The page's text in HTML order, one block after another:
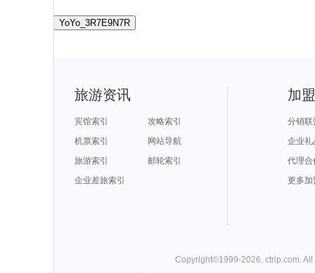
YoYo_3R7E9N7R
旅游资讯
宾馆索引
攻略索引
机票索引
网站导航
旅游索引
邮轮索引
企业差旅索引
加
分销联
企业礼
代理合
更多加
Copyright©1999-2026 ctrip.com .